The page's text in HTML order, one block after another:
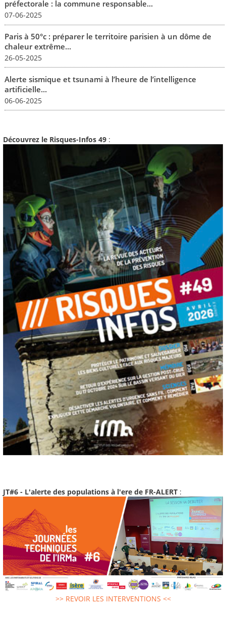
préfectorale : la commune responsable...
07-06-2025
Paris à 50°c : préparer le territoire parisien à un dôme de
chaleur extrême...
26-05-2025
Alerte sismique et tsunami à l’heure de l’intelligence
artificielle...
06-06-2025
Découvrez le Risques-Infos 49 :
JT#6 - L'alerte des populations à l'ere de FR-ALERT :
>> REVOIR LES INTERVENTIONS <<